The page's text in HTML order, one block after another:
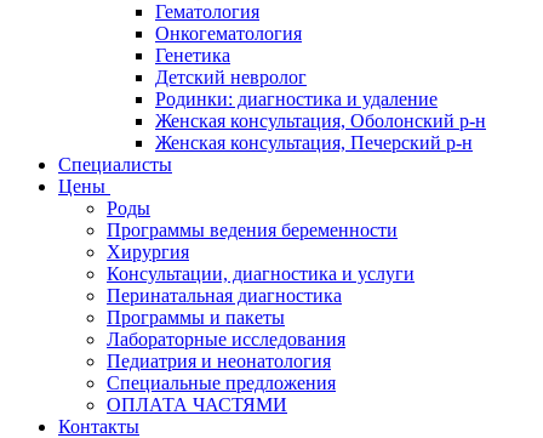
Гематология
Онкогематология
Генетика
Детский невролог
Родинки: диагностика и удаление
Женская консультация, Оболонский р-н
Женская консультация, Печерский р-н
Специалисты
Цены
Роды
Программы ведения беременности
Хирургия
Консультации, диагностика и услуги
Перинатальная диагностика
Программы и пакеты
Лабораторные исследования
Педиатрия и неонатология
Специальные предложения
ОПЛАТА ЧАСТЯМИ
Контакты